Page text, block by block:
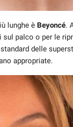
lunghe è Beyoncé.
palco o per le
delle
appropriate.